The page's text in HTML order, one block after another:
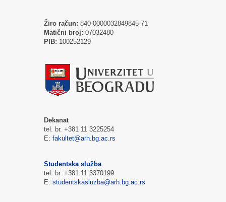
Žiro račun: 840-0000032849845-71
Matični broj: 07032480
PIB: 100252129
Dekanat
tel. br. +381 11 3225254
E: fakultet@arh.bg.ac.rs
Studentska služba
tel. br. +381 11 3370199
E: studentskasluzba@arh.bg.ac.rs